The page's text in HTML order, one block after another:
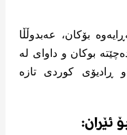
بۆکان، عەبدوڵڵا
بوکان و داوای لە
ڕادیۆی کوردی تازە
ئێران: